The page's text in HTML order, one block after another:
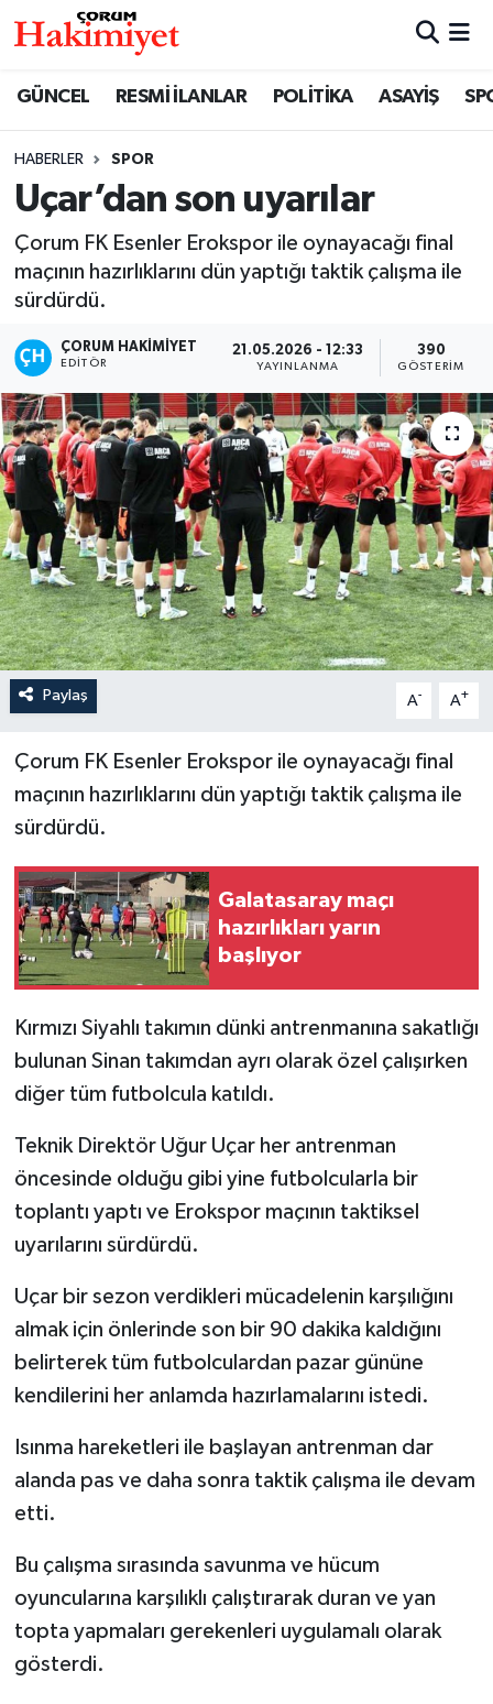
GÜNCEL RESMİ İLANLAR POLİTİKA ASAYİŞ
HABERLER SPOR
Uçar’dan son uyarılar
Çorum FK Esenler Erokspor ile oynayacağı final
maçının hazırlıklarını dün yaptığı taktik çalışma ile
sürdürdü.
ÇORUM HAKIMIYET
EDITÖR
21.05.2026 - 12:33
YAYINLANMA
390
GÖSTERIM
Paylaş A- A+
Çorum FK Esenler Erokspor ile oynayacağı final
maçının hazırlıklarını dün yaptığı taktik çalışma ile
sürdürdü.
Galatasaray maçı
hazırlıkları yarın
başlıyor
Kırmızı Siyahlı takımın dünki antrenmanına sakatlığı
bulunan Sinan takımdan ayrı olarak özel çalışırken
diğer tüm futbolcula katıldı.
Teknik Direktör Uğur Uçar her antrenman
öncesinde olduğu gibi yine futbolcularla bir
toplantı yaptı ve Erokspor maçının taktiksel
uyarılarını sürdürdü.
Uçar bir sezon verdikleri mücadelenin karşılığını
almak için önlerinde son bir 90 dakika kaldığını
belirterek tüm futbolculardan pazar gününe
kendilerini her anlamda hazırlamalarını istedi.
Isınma hareketleri ile başlayan antrenman dar
alanda pas ve daha sonra taktik çalışma ile devam
etti.
Bu çalışma sırasında savunma ve hücum
oyuncularına karşılıklı çalıştırarak duran ve yan
topta yapmaları gerekenleri uygulamalı olarak
gösterdi.
SAĞLIK
ASAYİŞ
EKONOMİ
GÜNCEL
AKTÜEL
EĞİTİM
İLÇELER
OTOPARK
TEKNOLOJİ
Nöbetçi Eczaneler
Çorum Namaz Vakitleri
Trafik Durumu
Süper Lig Puan Durumu ve Fikstür
Tüm Manşetler
Son Dakika Haberleri
Haber Arşivi